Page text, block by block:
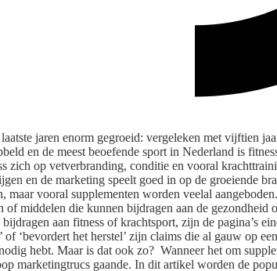
jaren enorm gegroeid: vergeleken met vijftien
en de meest beoefende sport in Nederland is
zich op vetverbranding, conditie en vooral
en de marketing speelt goed in op de groeiende
maar vooral supplementen worden veelal
of middelen die kunnen bijdragen aan de gezondheid
aan fitness of krachtsport, zijn de pagina’s
of ‘bevordert het herstel’ zijn claims die al gauw op
hebt. Maar is dat ook zo? Wanneer het om
marketingtrucs gaande. In dit artikel worden de